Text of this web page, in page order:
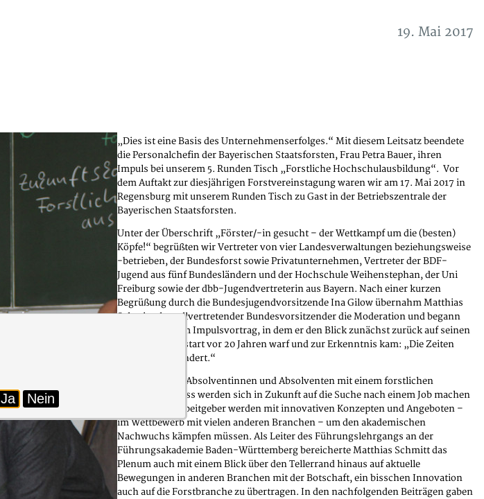
19. Mai 2017
„Dies ist eine Basis des Unternehmenserfolges.“ Mit diesem Leitsatz beendete
die Personalchefin der Bayerischen Staatsforsten, Frau Petra Bauer, ihren
Impuls bei unserem 5. Runden Tisch „Forstliche Hochschulausbildung“. Vor
dem Auftakt zur diesjährigen Forstvereinstagung waren wir am 17. Mai 2017 in
Regensburg mit unserem Runden Tisch zu Gast in der Betriebszentrale der
Bayerischen Staatsforsten.
Unter der Überschrift „Förster/-in gesucht – der Wettkampf um die (besten)
Köpfe!“ begrüßten wir Vertreter von vier Landesverwaltungen beziehungsweise
-betrieben, der Bundesforst sowie Privatunternehmen, Vertreter der BDF-
Jugend aus fünf Bundesländern und der Hochschule Weihenstephan, der Uni
Freiburg sowie der dbb-Jugendvertreterin aus Bayern. Nach einer kurzen
Begrüßung durch die Bundesjugendvorsitzende Ina Gilow übernahm Matthias
Schmitt als stellvertretender Bundesvorsitzender die Moderation und begann
selbst mit einem Impulsvortrag, in dem er den Blick zunächst zurück auf seinen
eigenen Berufsstart vor 20 Jahren warf und zur Erkenntnis kam: „Die Zeiten
haben sich geändert.“
Nicht mehr die Absolventinnen und Absolventen mit einem forstlichen
Studienabschluss werden sich in Zukunft auf die Suche nach einem Job machen
müssen. Die Arbeitgeber werden mit innovativen Konzepten und Angeboten –
im Wettbewerb mit vielen anderen Branchen – um den akademischen
Nachwuchs kämpfen müssen. Als Leiter des Führungslehrgangs an der
Führungsakademie Baden-Württemberg bereicherte Matthias Schmitt das
Plenum auch mit einem Blick über den Tellerrand hinaus auf aktuelle
Bewegungen in anderen Branchen mit der Botschaft, ein bisschen Innovation
auch auf die Forstbranche zu übertragen. In den nachfolgenden Beiträgen gaben
Ja Nein